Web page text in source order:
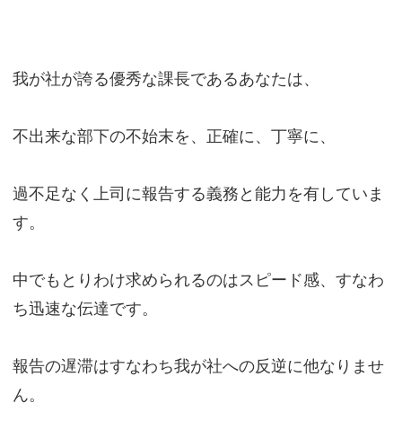
我が社が誇る優秀な課長であるあなたは、
不出来な部下の不始末を、正確に、丁寧に、
過不足なく上司に報告する義務と能力を有していま
す。
中でもとりわけ求められるのはスピード感、すなわ
ち迅速な伝達です。
報告の遅滞はすなわち我が社への反逆に他なりませ
ん。